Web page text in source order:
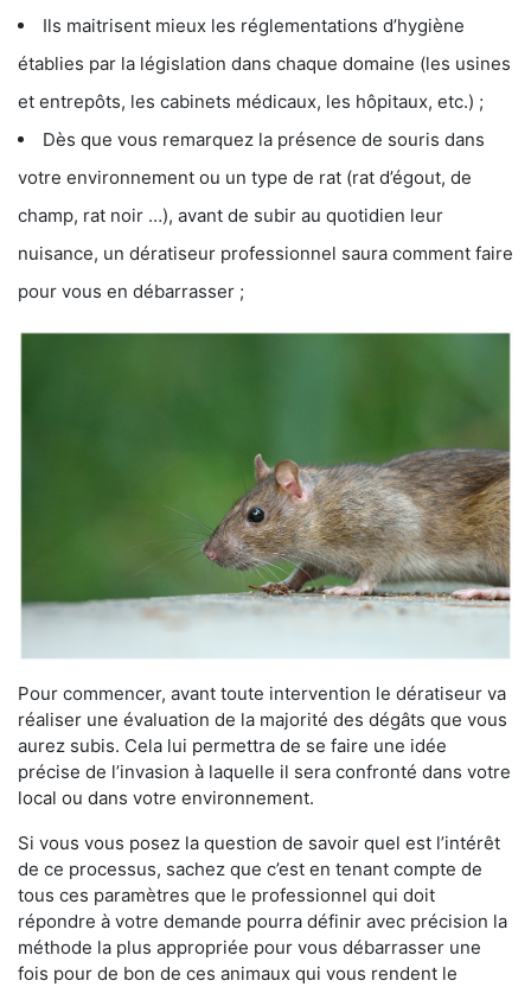
Ils maitrisent mieux les réglementations d’hygiène
établies par la législation dans chaque domaine (les usines
et entrepôts, les cabinets médicaux, les hôpitaux, etc.) ;
Dès que vous remarquez la présence de souris dans
votre environnement ou un type de rat (rat d’égout, de
champ, rat noir …), avant de subir au quotidien leur
nuisance, un dératiseur professionnel saura comment faire
pour vous en débarrasser ;
Pour commencer, avant toute intervention le dératiseur va
réaliser une évaluation de la majorité des dégâts que vous
aurez subis. Cela lui permettra de se faire une idée
précise de l’invasion à laquelle il sera confronté dans votre
local ou dans votre environnement.
Si vous vous posez la question de savoir quel est l’intérêt
de ce processus, sachez que c’est en tenant compte de
tous ces paramètres que le professionnel qui doit
répondre à votre demande pourra définir avec précision la
méthode la plus appropriée pour vous débarrasser une
fois pour de bon de ces animaux qui vous rendent le